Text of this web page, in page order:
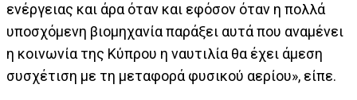
ενέργειας και άρα όταν και εφόσον όταν η πολλά
υποσχόμενη βιομηχανία παράξει αυτά που αναμένει
η κοινωνία της Κύπρου η ναυτιλία θα έχει άμεση
συσχέτιση με τη μεταφορά φυσικού αερίου», είπε.